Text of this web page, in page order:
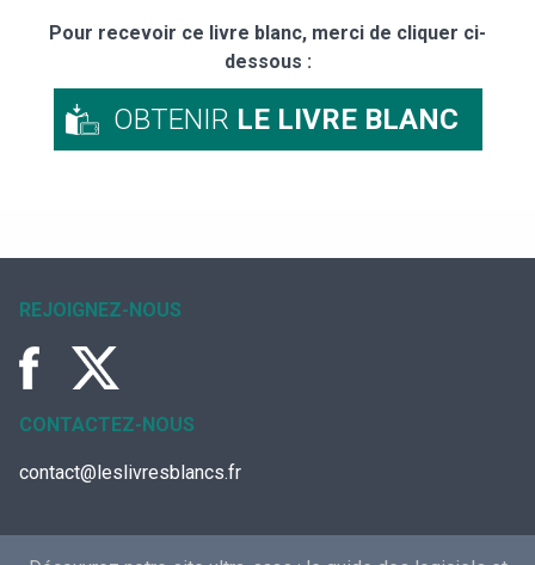
Pour recevoir ce livre blanc, merci de cliquer ci-
dessous :
OBTENIR LE LIVRE BLANC
REJOIGNEZ-NOUS
CONTACTEZ-NOUS
contact@leslivresblancs.fr